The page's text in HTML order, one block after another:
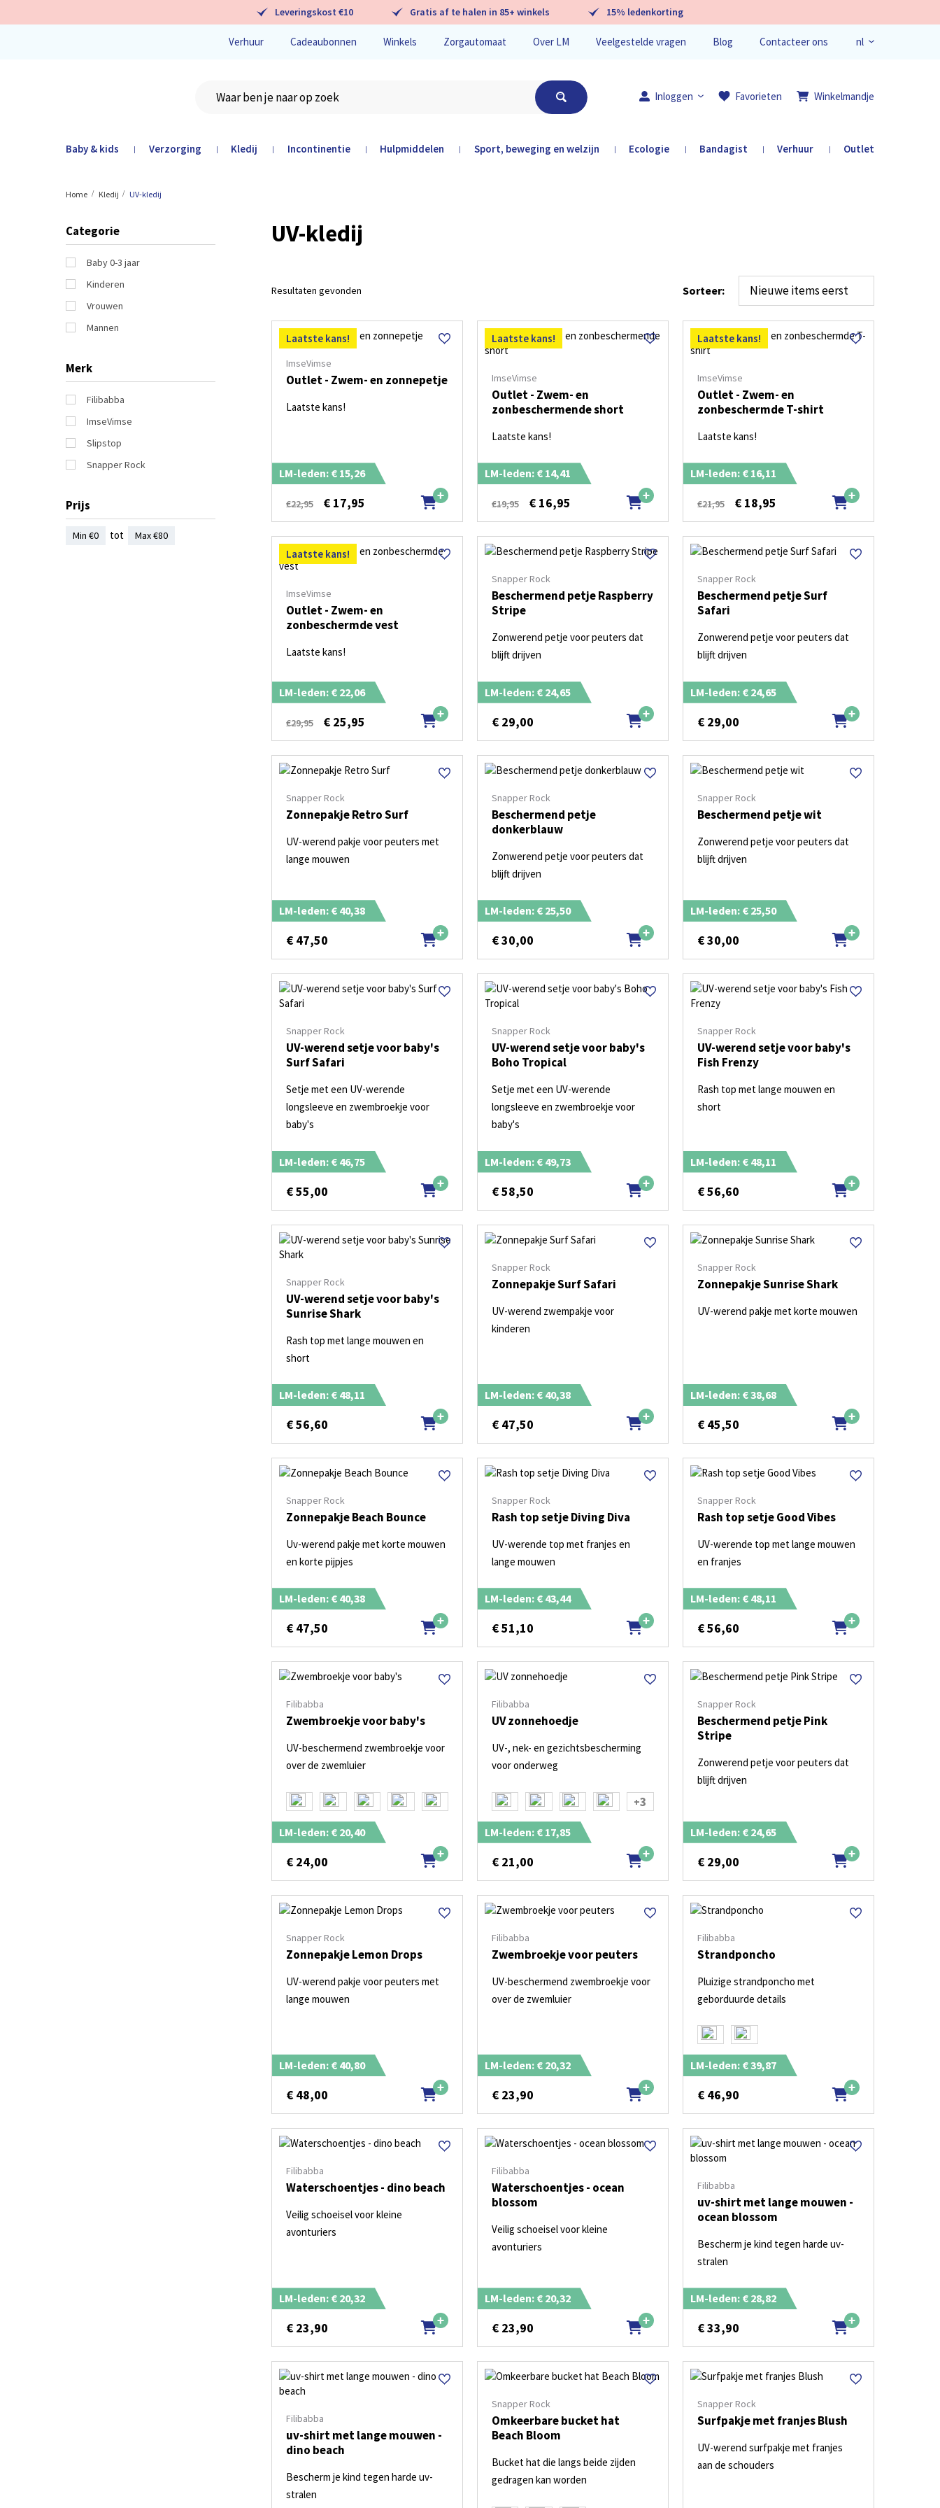
Leveringskost €10 Gratis af te halen in 85+ winkels 15% ledenkorting
Verhuur Cadeaubonnen Winkels Zorgautomaat Over LM Veelgestelde vragen Blog Contacteer ons
nl
Inloggen
Favorieten Winkelmandje
Baby & kids | Verzorging | Kledij | Incontinentie | Hulpmiddelen | Sport, beweging en welzijn | Ecologie | Bandagist | Verhuur | Outlet
Home Kledij UV-kledij
Categorie
Baby 0-3 jaar
Kinderen
Vrouwen
Mannen
Merk
Filibabba
ImseVimse
Slipstop
Snapper Rock
Prijs
Min €0 tot Max €80
UV-kledij
Resultaten gevonden Sorteer:
Laatste kans!
ImseVimse
Outlet - Zwem- en zonnepetje
Laatste kans!
LM-leden: € 15,26
€22,95 € 17,95
Laatste kans!
ImseVimse
Outlet - Zwem- en
zonbeschermende short
Laatste kans!
LM-leden: € 14,41
€19,95 € 16,95
Laatste kans!
ImseVimse
Outlet - Zwem- en
zonbeschermde T-shirt
Laatste kans!
LM-leden: € 16,11
€21,95 € 18,95
Laatste kans!
ImseVimse
Outlet - Zwem- en
zonbeschermde vest
Laatste kans!
LM-leden: € 22,06
€29,95 € 25,95
Snapper Rock
Beschermend petje Raspberry
Stripe
Zonwerend petje voor peuters dat
blijft drijven
LM-leden: € 24,65
€ 29,00
Snapper Rock
Beschermend petje Surf
Safari
Zonwerend petje voor peuters dat
blijft drijven
LM-leden: € 24,65
€ 29,00
Snapper Rock
Zonnepakje Retro Surf
UV-werend pakje voor peuters met
lange mouwen
LM-leden: € 40,38
€ 47,50
Snapper Rock
Beschermend petje
donkerblauw
Zonwerend petje voor peuters dat
blijft drijven
LM-leden: € 25,50
€30,00
Snapper Rock
Beschermend petje wit
Zonwerend petje voor peuters dat
blijft drijven
LM-leden: € 25,50
€30,00
Snapper Rock
UV-werend setje voor baby's
Surf Safari
Setje met een UV-werende
longsleeve en zwembroekje voor
baby's
LM-leden: € 46,75
€55,00
Snapper Rock
UV-werend setje voor baby's
Boho Tropical
Setje met een UV-werende
longsleeve en zwembroekje voor
baby's
LM-leden: € 49,73
€58,50
Snapper Rock
UV-werend setje voor baby's
Fish Frenzy
Rash top met lange mouwen en
short
LM-leden: € 48,11
€56,60
Snapper Rock
UV-werend setje voor baby's
Sunrise Shark
Rash top met lange mouwen en
short
LM-leden: € 48,11
€56,60
Snapper Rock
Zonnepakje Surf Safari
UV-werend zwempakje voor
kinderen
LM-leden: € 40,38
€ 47,50
Snapper Rock
Zonnepakje Sunrise Shark
UV-werend pakje met korte mouwen
LM-leden: € 38,68
€ 45,50
Snapper Rock
Zonnepakje Beach Bounce
Uv-werend pakje met korte mouwen
en korte pijpjes
LM-leden: € 40,38
€ 47,50
Snapper Rock
Rash top setje Diving Diva
UV-werende top met franjes en
lange mouwen
LM-leden: € 43,44
€51,10
Snapper Rock
Rash top setje Good Vibes
UV-werende top met lange mouwen
en franjes
LM-leden: € 48,11
€56,60
Filibabba
Zwembroekje voor baby's
UV-beschermend zwembroekje voor
over de zwemluier
LM-leden: € 20,40
€ 24,00
Filibabba
UV zonnehoedje
UV-, nek- en gezichtsbescherming
voor onderweg
+3
LM-leden: € 17,85
€ 21,00
Snapper Rock
Beschermend petje Pink
Stripe
Zonwerend petje voor peuters dat
blijft drijven
LM-leden: € 24,65
€ 29,00
Snapper Rock
Zonnepakje Lemon Drops
UV-werend pakje voor peuters met
lange mouwen
LM-leden: € 40,80
€ 48,00
Filibabba
Zwembroekje voor peuters
UV-beschermend zwembroekje voor
over de zwemluier
LM-leden: € 20,32
€ 23,90
Filibabba
Strandponcho
Pluizige strandponcho met
geborduurde details
LM-leden: € 39,87
€ 46,90
Filibabba
Waterschoentjes - dino beach
Veilig schoeisel voor kleine
avonturiers
LM-leden: € 20,32
€ 23,90
Filibabba
Waterschoentjes - ocean
blossom
Veilig schoeisel voor kleine
avonturiers
LM-leden: € 20,32
€ 23,90
Filibabba
uv-shirt met lange mouwen -
ocean blossom
Bescherm je kind tegen harde uv-
stralen
LM-leden: € 28,82
€33,90
Filibabba
uv-shirt met lange mouwen -
dino beach
Bescherm je kind tegen harde uv-
stralen
Snapper Rock
Omkeerbare bucket hat
Beach Bloom
Bucket hat die langs beide zijden
gedragen kan worden
Snapper Rock
Surfpakje met franjes Blush
UV-werend surfpakje met franjes
aan de schouders